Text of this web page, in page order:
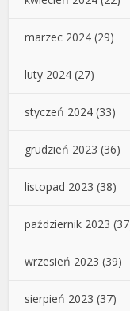
marzec 2024 (29)
luty 2024 (27)
styczeń 2024 (33)
grudzień 2023 (36)
listopad 2023 (38)
październik 2023
wrzesień 2023 (39)
sierpień 2023 (37)